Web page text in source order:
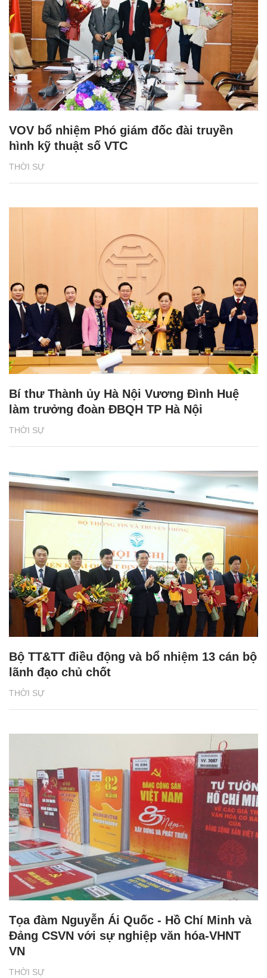
THỜI SỰ
VOV bổ nhiệm Phó giám đốc đài truyền
hình kỹ thuật số VTC
THỜI SỰ
Bí thư Thành ủy Hà Nội Vương Đình Huệ
làm trưởng đoàn ĐBQH TP Hà Nội
THỜI SỰ
Bộ TT&TT điều động và bổ nhiệm 13 cán bộ
lãnh đạo chủ chốt
THỜI SỰ
Tọa đàm Nguyễn Ái Quốc - Hồ Chí Minh và
Đảng CSVN với sự nghiệp văn hóa-VHNT
VN